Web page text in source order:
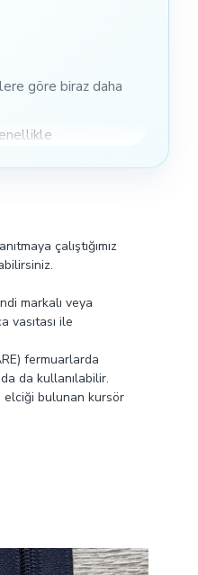
göre biraz daha
çalıştığımız
markalı veya
vasıtası ile
fermuarlarda
da kullanılabilir.
elciği bulunan kursör